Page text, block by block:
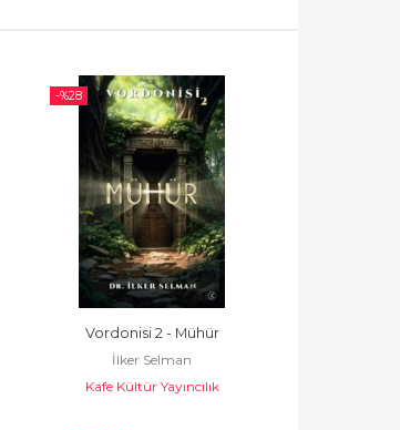
-%28
Vordonisi 2 - Mühür
İlker Selman
Kafe Kültür Yayıncılık